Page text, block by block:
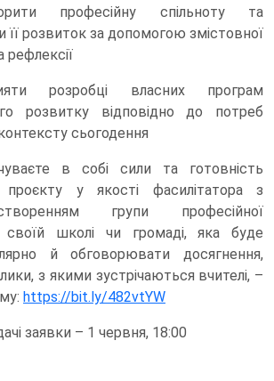
професійну спільноту та
її розвиток за допомогою змістовної
рефлексії
розробці власних програм
розвитку відповідно до потреб
сьогодення
в собі сили та готовність
у якості фасилітатора з
групи професійної
своїй школі чи громаді, яка буде
й обговорювати досягнення,
з якими зустрічаються вчителі, –
https://bit.ly/482vtYW
заявки – 1 червня, 18:00